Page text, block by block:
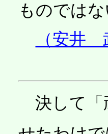
ものではな
（安井
決して「